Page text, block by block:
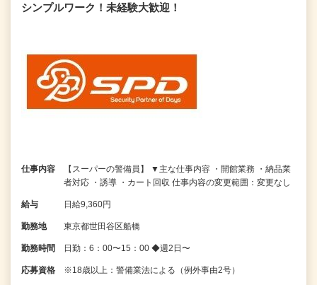
シンプルワーク！未経験大歓迎！
仕事内容
【スーパーの警備員】 ▼主な仕事内容 ・開館業務 ・納品業
者対応 ・誘導 ・カート回収 仕事内容の変更範囲：変更なし
給与 日給9,360円
勤務地 東京都世田谷区船橋
勤務時間 日勤：6：00〜15：00 ◆週2日〜
応募資格 ※18歳以上：警備業法による（例外事由2号）